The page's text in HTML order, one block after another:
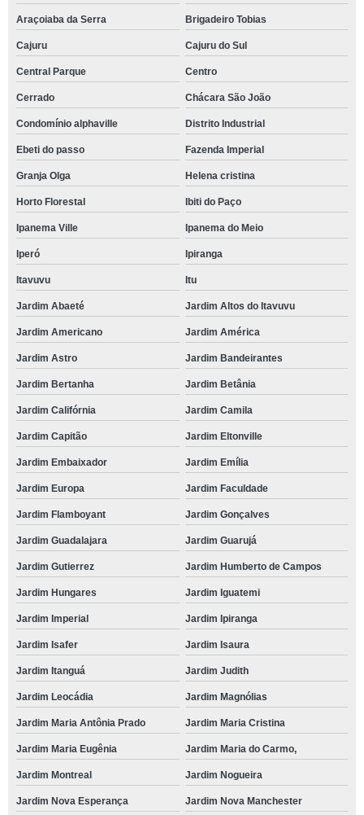
Araçoiaba da Serra Brigadeiro Tobias
Cajuru Cajuru do Sul
Central Parque Centro
Cerrado Chácara São João
Condomínio alphaville Distrito Industrial
Ebeti do passo Fazenda Imperial
Granja Olga Helena cristina
Horto Florestal Ibiti do Paço
Ipanema Ville Ipanema do Meio
Iperó Ipiranga
Itavuvu Itu
Jardim Abaeté Jardim Altos do Itavuvu
Jardim Americano Jardim América
Jardim Astro Jardim Bandeirantes
Jardim Bertanha Jardim Betânia
Jardim Califórnia Jardim Camila
Jardim Capitão Jardim Eltonville
Jardim Embaixador Jardim Emília
Jardim Europa Jardim Faculdade
Jardim Flamboyant Jardim Gonçalves
Jardim Guadalajara Jardim Guarujá
Jardim Gutierrez Jardim Humberto de Campos
Jardim Hungares Jardim Iguatemi
Jardim Imperial Jardim Ipiranga
Jardim Isafer Jardim Isaura
Jardim Itanguá Jardim Judith
Jardim Leocádia Jardim Magnólias
Jardim Maria Antônia Prado Jardim Maria Cristina
Jardim Maria Eugênia Jardim Maria do Carmo,
Jardim Montreal Jardim Nogueira
Jardim Nova Esperança Jardim Nova Manchester